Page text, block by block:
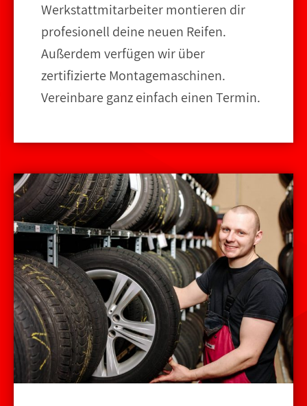
Werkstattmitarbeiter montieren dir
profesionell deine neuen Reifen.
Außerdem verfügen wir über
zertifizierte Montagemaschinen.
Vereinbare ganz einfach einen Termin.